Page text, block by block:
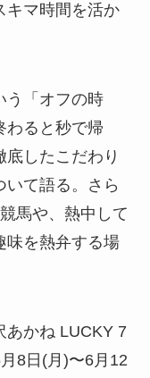
キマ時間を活か
う「オフの時
わると秒で帰
したこだわり
て語る。さら
馬や、熱中して
味を熱弁する場
あかね LUCKY 7
8日(月)〜6月12